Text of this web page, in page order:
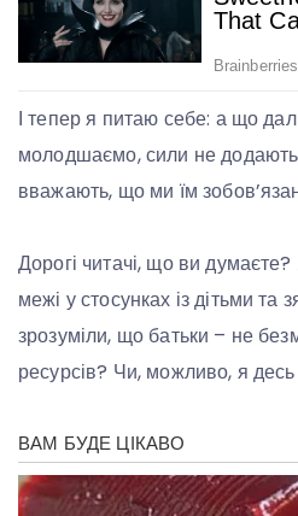
І тепер я питаю себе: а що
молодшаємо, сили не
вважають, що ми їм
Дорогі читачі, що ви
межі у стосунках із дітьми
зрозуміли, що батьки – не
ресурсів? Чи, можливо, я